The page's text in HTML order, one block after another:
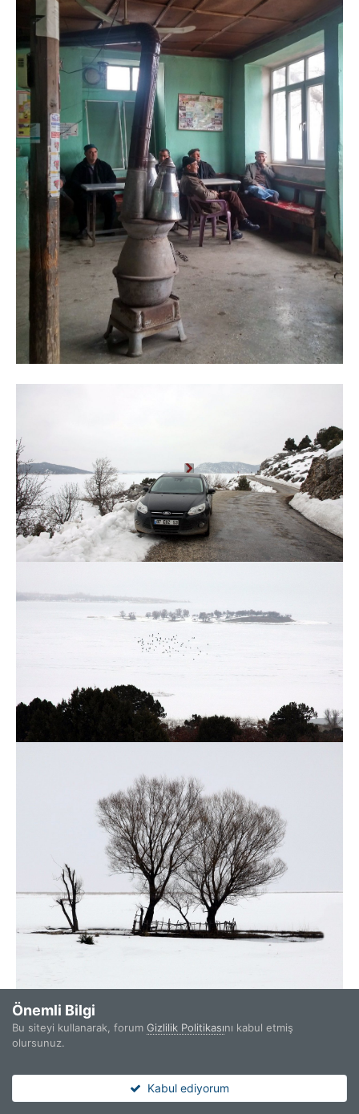
Önemli Bilgi
Bu siteyi kullanarak, forum Gizlilik Politikasını kabul etmiş
olursunuz.
Kabul ediyorum